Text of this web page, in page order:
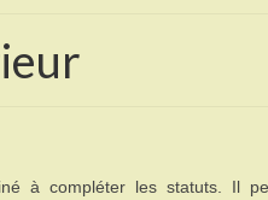
à compléter les statuts. Il